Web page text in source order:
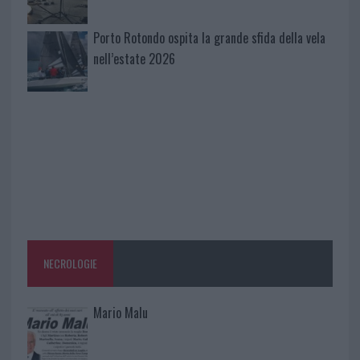
Porto Rotondo ospita la grande sfida della vela
nell’estate 2026
NECROLOGIE
Mario Malu